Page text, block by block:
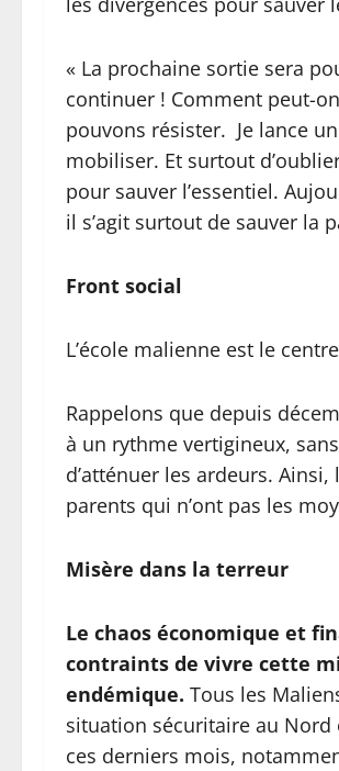
« La prochaine sortie sera
continuer ! Comment peut-
pouvons résister. Je lance
mobiliser. Et surtout
pour sauver l’essentiel.
il s’agit surtout de sauver la
Front social
L’école malienne est le
Rappelons que depuis
à un rythme vertigineux,
d’atténuer les ardeurs.
parents qui n’ont pas les
Misère dans la terreur
Le chaos économique et
contraints de vivre cette
endémique. Tous les
situation sécuritaire au Nord
ces derniers mois,